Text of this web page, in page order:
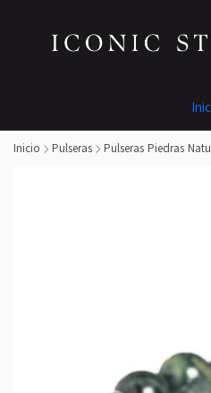
Inicio Pulseras Pulseras Piedras